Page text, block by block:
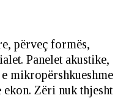
përveç formës,
Panelet akustike,
mikropërshkueshme
Zëri nuk thjesht